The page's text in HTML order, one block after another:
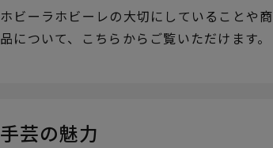
ホビーラホビーレの大切にしていることや商
品について、こちらからご覧いただけます。
手芸の魅力